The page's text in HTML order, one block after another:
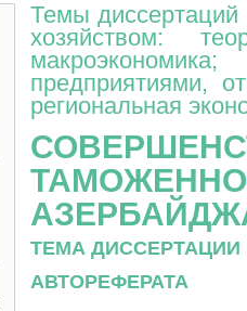
Темы диссертаций
хозяйством:
предприятиями,
региональная
ТЕМА
АВТОРЕФЕРАТА